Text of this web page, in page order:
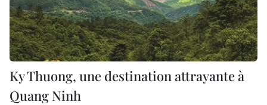
Ky Thuong, une destination attrayante à
Quang Ninh